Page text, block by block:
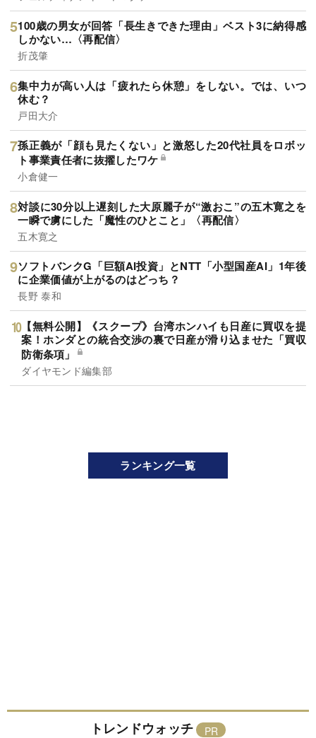
100歳の男女が回答「長生きできた理由」ベスト3に納得感
しかない…〈再配信〉
折茂肇
集中力が高い人は「疲れたら休憩」をしない。では、いつ
休む？
戸田大介
孫正義が「顔も見たくない」と激怒した20代社員をロボッ
ト事業責任者に抜擢したワケ
小倉健一
対談に30分以上遅刻した大原麗子が“激おこ”の五木寛之を
一瞬で虜にした「魔性のひとこと」〈再配信〉
五木寛之
ソフトバンクG「巨額AI投資」とNTT「小型国産AI」1年後
に企業価値が上がるのはどっち？
長野 泰和
【無料公開】《スクープ》台湾ホンハイも日産に買収を提
案！ホンダとの統合交渉の裏で日産が滑り込ませた「買収
防衛条項」
ダイヤモンド編集部
ランキング一覧
トレンドウォッチ